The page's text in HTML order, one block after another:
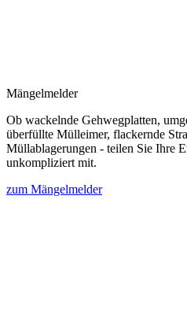
Mängelmelder
Ob wackelnde Gehwegplatten,
überfüllte Mülleimer, flackernde
Müllablagerungen - teilen Sie Ihre
unkompliziert mit.
zum Mängelmelder